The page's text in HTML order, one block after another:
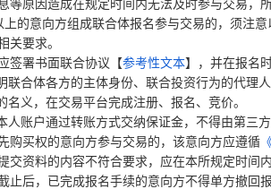
等原因造成在规定时间内无法及时参与交易，
的意向方组成联合体报名参与交易的，须注意
关要求。
签署书面联合协议【参考性文本】，并在报名
联合体各方的主体身份、联合投资行为的代理
名义，在交易平台完成注册、报名、竞价。
人账户通过转账方式交纳保证金，不得由第三
购买权的意向方参与交易的，该意向方应遵循
交资料的内容不符合要求，应在本所规定时
止后，已完成报名手续的意向方不得单方撤回